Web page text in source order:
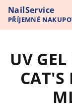
obsah
NailService
PŘÍJEMNÉ
POHODLÍ VAŠEHO
UV
CAT'S